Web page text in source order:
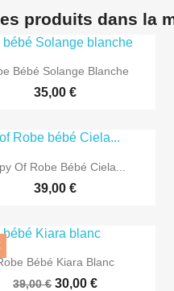
produits dans la
 Aperçu rapide
Bébé Solange Blanche
35,00 €
 Aperçu rapide
Of Robe Bébé Ciela...
39,00 €
 Aperçu rapide
Bébé Kiara Blanc
39,00 € 30,00 €